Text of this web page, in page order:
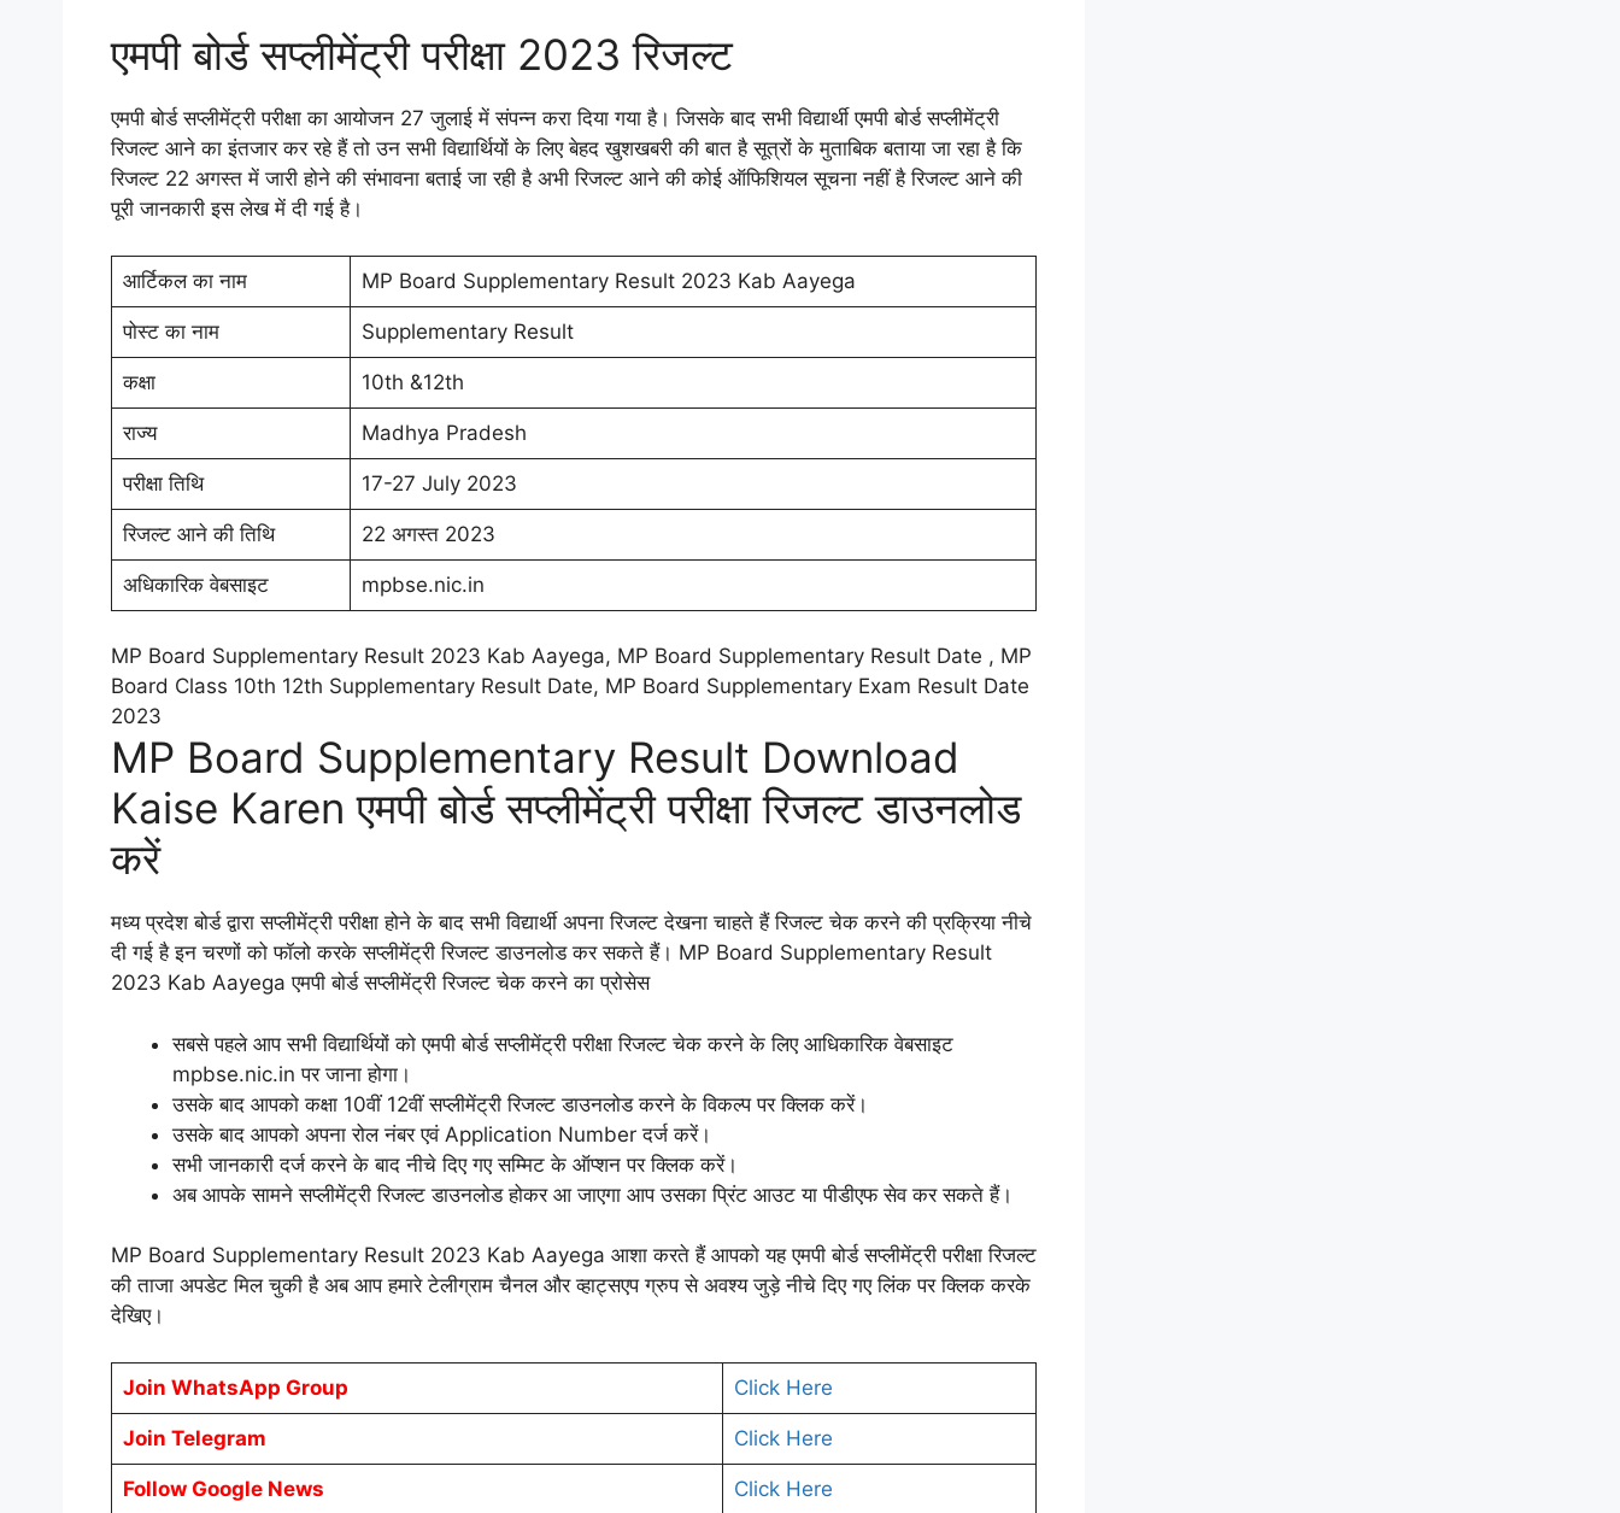
एमपी बोर्ड सप्लीमेंट्री परीक्षा 2023 रिजल्ट
एमपी बोर्ड सप्लीमेंट्री परीक्षा का आयोजन 27 जुलाई में संपन्न करा दिया गया है। जिसके बाद सभी विद्यार्थी एमपी बोर्ड सप्लीमेंट्री
रिजल्ट आने का इंतजार कर रहे हैं तो उन सभी विद्यार्थियों के लिए बेहद खुशखबरी की बात है सूत्रों के मुताबिक बताया जा रहा है कि
रिजल्ट 22 अगस्त में जारी होने की संभावना बताई जा रही है अभी रिजल्ट आने की कोई ऑफिशियल सूचना नहीं है रिजल्ट आने की
पूरी जानकारी इस लेख में दी गई है।
आर्टिकल का नाम MP Board Supplementary Result 2023 Kab Aayega
पोस्ट का नाम Supplementary Result
कक्षा 10th &12th
राज्य Madhya Pradesh
परीक्षा तिथि 17-27 July 2023
रिजल्ट आने की तिथि 22 अगस्त 2023
अधिकारिक वेबसाइट mpbse.nic.in
MP Board Supplementary Result 2023 Kab Aayega, MP Board Supplementary Result Date , MP
Board Class 10th 12th Supplementary Result Date, MP Board Supplementary Exam Result Date
2023
MP Board Supplementary Result Download
Kaise Karen एमपी बोर्ड सप्लीमेंट्री परीक्षा रिजल्ट डाउनलोड
करें
मध्य प्रदेश बोर्ड द्वारा सप्लीमेंट्री परीक्षा होने के बाद सभी विद्यार्थी अपना रिजल्ट देखना चाहते हैं रिजल्ट चेक करने की प्रक्रिया नीचे
दी गई है इन चरणों को फॉलो करके सप्लीमेंट्री रिजल्ट डाउनलोड कर सकते हैं। MP Board Supplementary Result
2023 Kab Aayega एमपी बोर्ड सप्लीमेंट्री रिजल्ट चेक करने का प्रोसेस
सबसे पहले आप सभी विद्यार्थियों को एमपी बोर्ड सप्लीमेंट्री परीक्षा रिजल्ट चेक करने के लिए आधिकारिक वेबसाइट
mpbse.nic.in पर जाना होगा।
उसके बाद आपको कक्षा 10वीं 12वीं सप्लीमेंट्री रिजल्ट डाउनलोड करने के विकल्प पर क्लिक करें।
उसके बाद आपको अपना रोल नंबर एवं Application Number दर्ज करें।
सभी जानकारी दर्ज करने के बाद नीचे दिए गए सम्मिट के ऑप्शन पर क्लिक करें।
अब आपके सामने सप्लीमेंट्री रिजल्ट डाउनलोड होकर आ जाएगा आप उसका प्रिंट आउट या पीडीएफ सेव कर सकते हैं।
MP Board Supplementary Result 2023 Kab Aayega आशा करते हैं आपको यह एमपी बोर्ड सप्लीमेंट्री परीक्षा रिजल्ट
की ताजा अपडेट मिल चुकी है अब आप हमारे टेलीग्राम चैनल और व्हाट्सएप ग्रुप से अवश्य जुड़े नीचे दिए गए लिंक पर क्लिक करके
देखिए।
Join WhatsApp Group Click Here
Join Telegram Click Here
Follow Google News Click Here